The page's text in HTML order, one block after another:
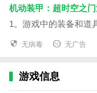
机动装甲：超时空之
1。游戏中的装备和道
的喜好和战术风格自
组合；
戏的挑战性和可玩性
无病毒 无广告
游戏信息